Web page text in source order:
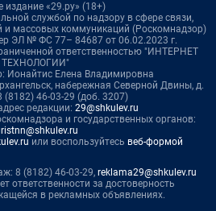
издание «29.ру» (18+)
службой по надзору в сфере связи,
и массовых коммуникаций (Роскомнадзор)
ЭЛ № ФС 77– 84687 от 06.02.2023 г.
ответственностью "ИНТЕРНЕТ
ТЕХНОЛОГИИ"
Ионайтис Елена Владимировна
набережная Северной Двины, д.
(8182) 46-03-29 (доб. 3207)
редакции: 29@shkulev.ru
и государственных органов:
или воспользуйтесь веб-формой
8 (8182) 46-03-29, reklama29@shkulev.ru
ответственности за достоверность
в рекламных объявлениях.